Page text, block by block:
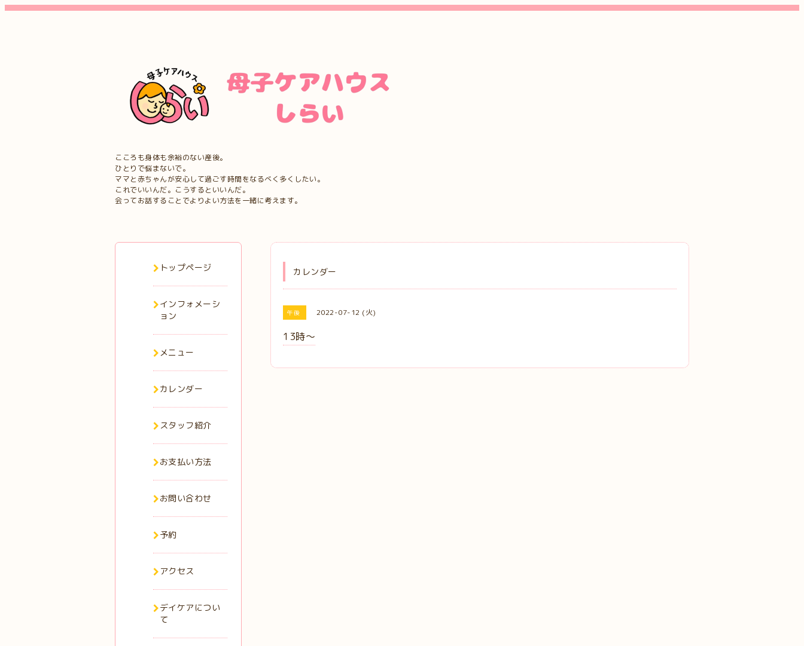
こころも身体も余裕のない産後。
ひとりで悩まないで。
ママと赤ちゃんが安心して過ごす時間をなるべく多くしたい。
これでいいんだ。こうするといいんだ。
会ってお話することでよりよい方法を一緒に考えます。
カレンダー
午後 2022-07-12 (火)
13時〜
トップページ
インフォメーシ
ョン
メニュー
カレンダー
スタッフ紹介
お支払い方法
お問い合わせ
予約
アクセス
デイケアについ
て